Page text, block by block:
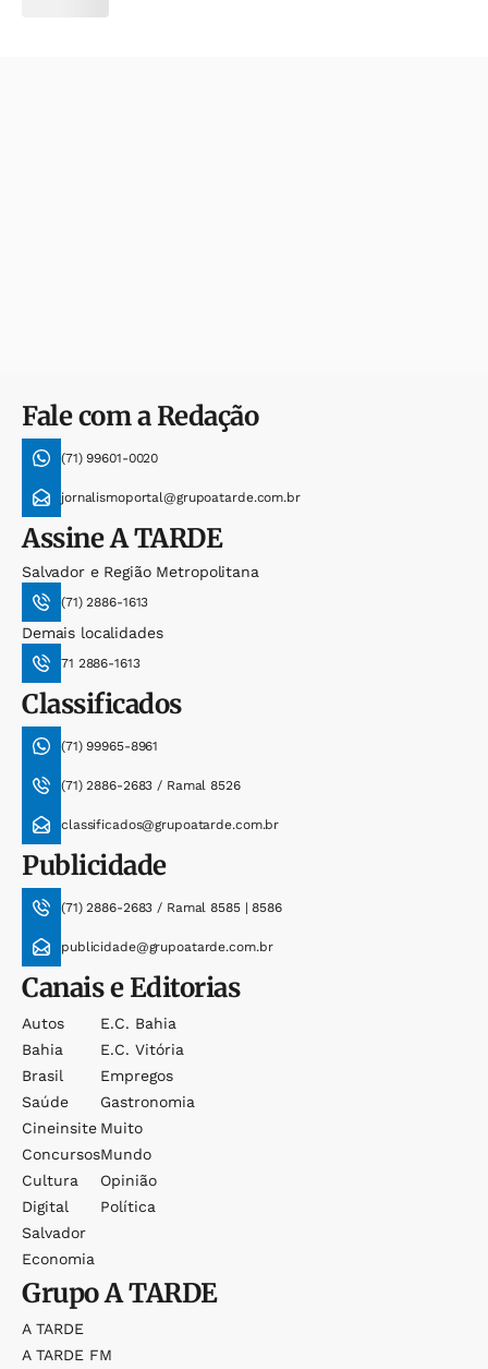
Fale com a Redação
(71) 99601-0020
jornalismoportal@grupoatarde.com.br
AssineA TARDE
Salvador e Região Metropolitana
(71) 2886-1613
Demais localidades
71 2886-1613
Classificados
(71) 99965-8961
(71) 2886-2683 / Ramal 8526
classificados@grupoatarde.com.br
Publicidade
(71) 2886-2683 / Ramal 8585 | 8586
publicidade@grupoatarde.com.br
Canais e Editorias
Autos
Bahia
Brasil
Saúde
Cineinsite
Concursos
Cultura
Digital
Salvador
Economia
E.c. Bahia
E.c. Vitória
Empregos
Gastronomia
Muito
Mundo
Opinião
Política
GrupoA TARDE
A TARDE
A TARDE FM